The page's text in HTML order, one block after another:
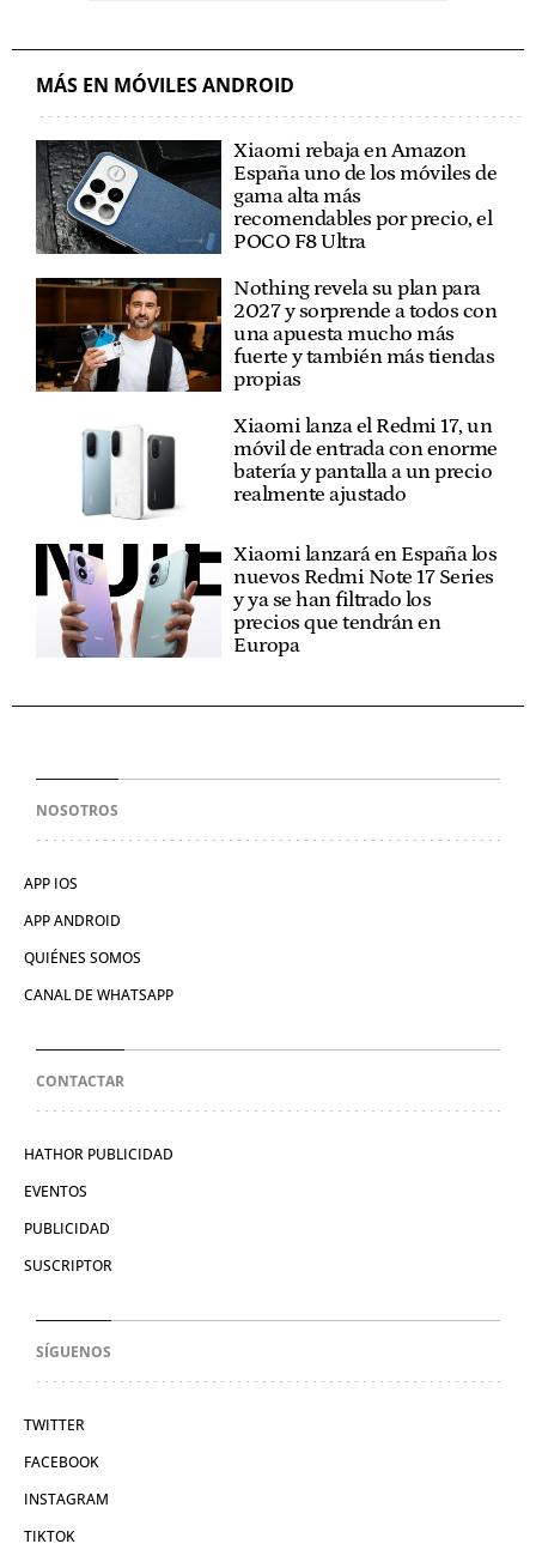
MÁS EN MÓVILES ANDROID
Xiaomi rebaja en Amazon
España uno de los móviles de
gama alta más
recomendables por precio, el
POCO F8 Ultra
Nothing revela su plan para
2027 y sorprende a todos con
una apuesta mucho más
fuerte y también más tiendas
propias
Xiaomi lanza el Redmi 17, un
móvil de entrada con enorme
batería y pantalla a un precio
realmente ajustado
Xiaomi lanzará en España los
nuevos Redmi Note 17 Series
y ya se han filtrado los
precios que tendrán en
Europa
NOSOTROS
APP IOS
APP ANDROID
QUIÉNES SOMOS
CANAL DE WHATSAPP
CONTACTAR
HATHOR PUBLICIDAD
EVENTOS
PUBLICIDAD
SUSCRIPTOR
SÍGUENOS
TWITTER
FACEBOOK
INSTAGRAM
TIKTOK